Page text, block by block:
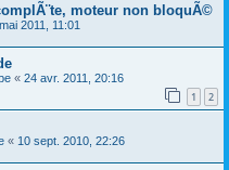
moteur non bloquÃ©
2011, 11:01
« 24 avr. 2011, 20:16
1 2
« 10 sept. 2010, 22:26